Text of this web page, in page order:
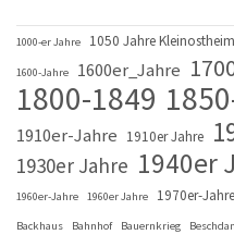
1000-er Jahre 1050 Jahre Kleinostheim
1600-Jahre 1600er_Jahre
1800-1849
1910er-Jahre 1910er Jahre
1930er Jahre 1940er
1960er-Jahre 1960er Jahre 1970er-Jahre
Backhaus Bahnhof Bauernkrieg